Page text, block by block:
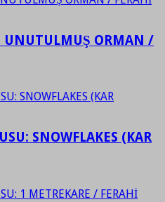
UNUTULMUŞ ORMAN /
SNOWFLAKES (KAR